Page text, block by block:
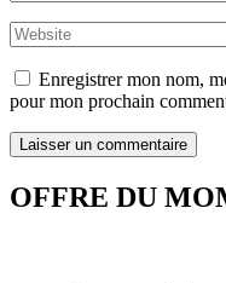
Enregistrer mon nom,
pour mon prochain
OFFRE DU